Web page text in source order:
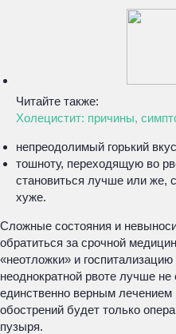
Читайте также:
Холецистит: причины,
непреодолимый горький
тошноту, переходящую во
становиться лучше или же,
хуже.
Сложные состояния и
обратиться за срочной
«неотложки» и
неоднократной рвоте лучше
единственно верным
обострений будет только
пузыря.